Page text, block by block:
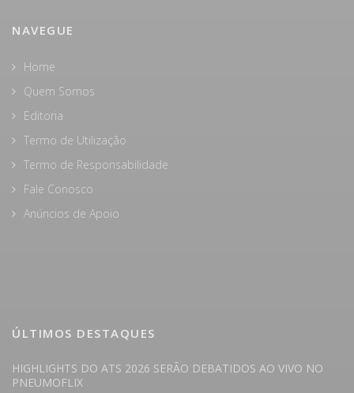
NAVEGUE
Home
Quem Somos
Editoria
Termo de Utilização
Termo de Responsabilidade
Fale Conosco
Anúncios de Apoio
ÚLTIMOS DESTAQUES
HIGHLIGHTS DO ATS 2026 SERÃO DEBATIDOS AO VIVO NO
PNEUMOFLIX